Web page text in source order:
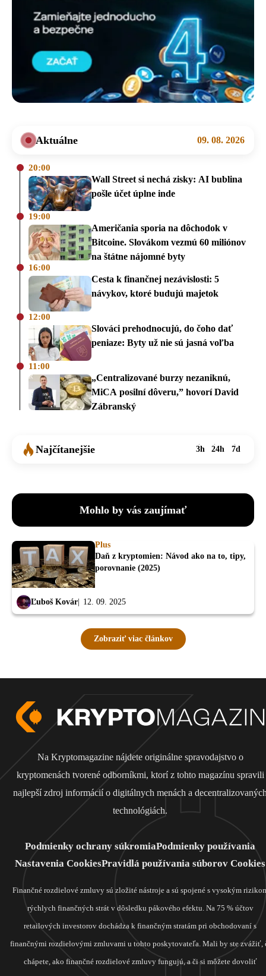
Aktuálne 09. 08. 2026
20:00
Wall Street si nechá zisky: AI bublina
pošle účet úplne inde
19:00
Američania sporia na dôchodok v
Bitcoine. Slovákom vezmú 60 miliónov
na štátne nájomné byty
16:00
Cesta k finančnej nezávislosti: 5
návykov, ktoré budujú majetok
12:00
Slováci prehodnocujú, do čoho dať
peniaze: Byty už nie sú jasná voľba
11:00
„Centralizované burzy nezaniknú,
MiCA posilní dôveru,” hovorí David
Zábranský
Najčítanejšie 3h 24h 7d
Mohlo by vás zaujímať
Plus
Daň z kryptomien: Návod ako na to, tipy,
porovnanie (2025)
Ľuboš Kovár 12. 09. 2025
Zobraziť viac článkov
Na Kryptomagazine nájdete originálne spravodajstvo o
kryptomenách tvorené odborníkmi, ktorí z tohto magazínu spravili
najlepší zdroj informácií o digitálnych menách a
technológiách.
Podmienky ochrany súkromiaPodmienky používania
Nastavenia CookiesPravidlá používania súborov Cookies
Finančné rozdielové zmluvy sú zložité nástroje a sú spojené s vysokým
rýchlych finančných strát v dôsledku pákového efektu. Na 75 % účtov
retailových investorov dochádza k finančným stratám pri obchodovaní s
finančnými rozdielovými zmluvami u tohto poskytovateľa. Mali by ste zvážiť,
chápete, ako finančné rozdielové zmluvy fungujú, a či si môžete dovoliť